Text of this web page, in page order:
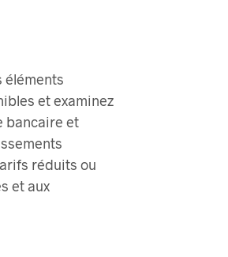
éléments
et examinez
bancaire et
réduits ou
et aux